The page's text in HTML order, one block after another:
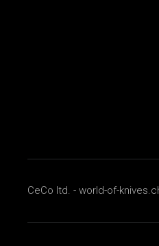
CeCo ltd. - world-of-